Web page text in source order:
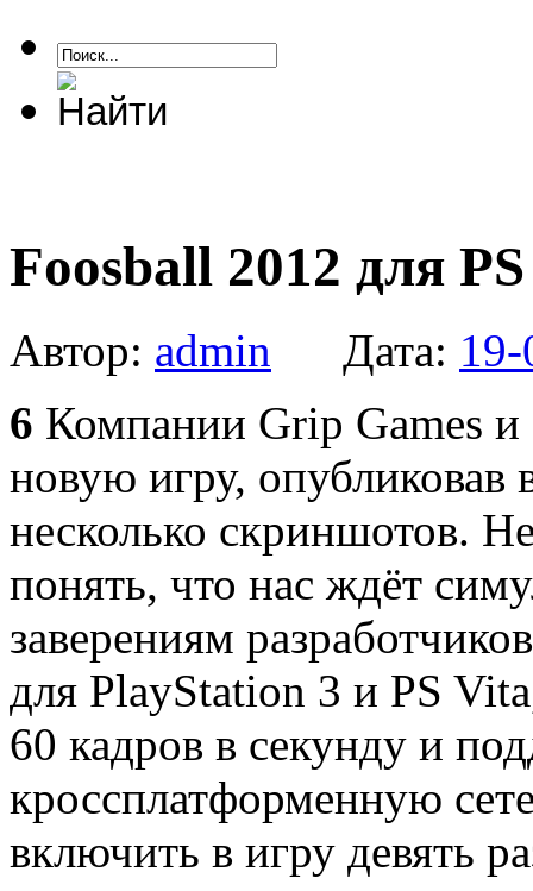
Foosball 2012 для
Автор: admin Дата:
6 Компании Grip Games
новую игру, опубликовав
несколько скриншотов.
понять, что нас ждёт
заверениям
для PlayStation 3 и PS
60 кадров в секунду и
кроссплатформенную
включить в игру девять